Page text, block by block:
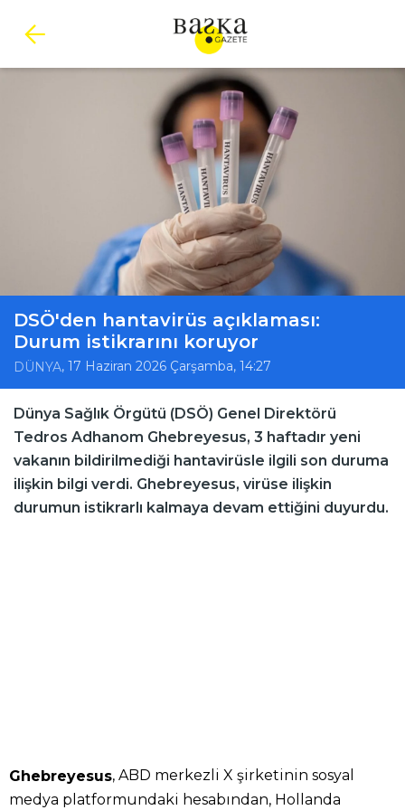
DSÖ'den hantavirüs açıklaması:
Durum istikrarını koruyor
DÜNYA, 17 Haziran 2026 Çarşamba, 14:27
Dünya Sağlık Örgütü (DSÖ) Genel Direktörü
Tedros Adhanom Ghebreyesus, 3 haftadır yeni
vakanın bildirilmediği hantavirüsle ilgili son duruma
ilişkin bilgi verdi. Ghebreyesus, virüse ilişkin
durumun istikrarlı kalmaya devam ettiğini duyurdu.
Ghebreyesus, ABD merkezli X şirketinin sosyal
medya platformundaki hesabından, Hollanda